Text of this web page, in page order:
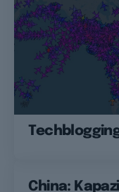
China: